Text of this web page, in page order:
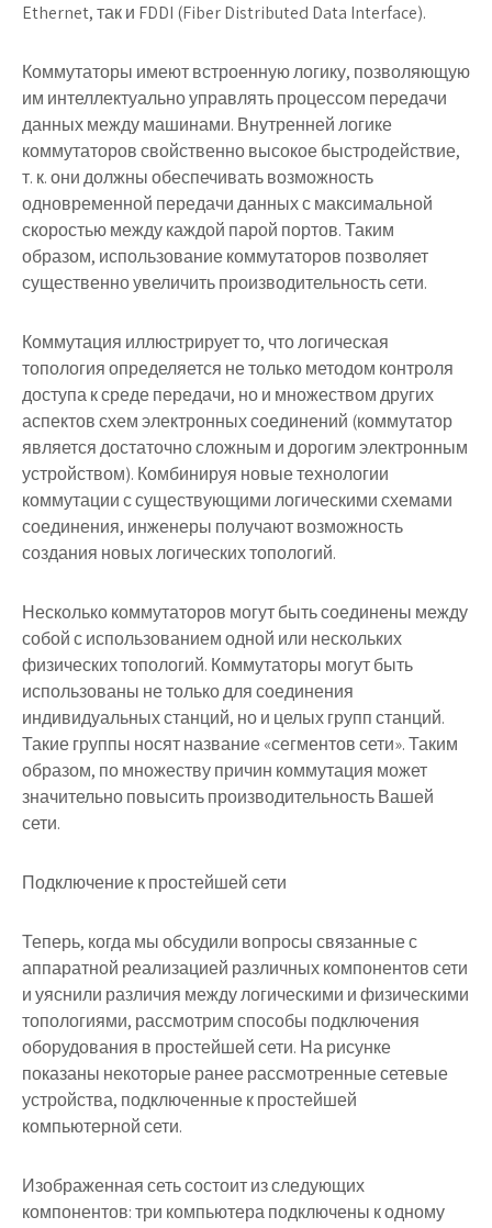
Ethernet, так и FDDI (Fiber Distributed Data Interface).
Коммутаторы имеют встроенную логику, позволяющую
им интеллектуально управлять процессом передачи
данных между машинами. Внутренней логике
коммутаторов свойственно высокое быстродействие,
т. к. они должны обеспечивать возможность
одновременной передачи данных с максимальной
скоростью между каждой парой портов. Таким
образом, использование коммутаторов позволяет
существенно увеличить производительность сети.
Коммутация иллюстрирует то, что логическая
топология определяется не только методом контроля
доступа к среде передачи, но и множеством других
аспектов схем электронных соединений (коммутатор
является достаточно сложным и дорогим электронным
устройством). Комбинируя новые технологии
коммутации с существующими логическими схемами
соединения, инженеры получают возможность
создания новых логических топологий.
Несколько коммутаторов могут быть соединены между
собой с использованием одной или нескольких
физических топологий. Коммутаторы могут быть
использованы не только для соединения
индивидуальных станций, но и целых групп станций.
Такие группы носят название «сегментов сети». Таким
образом, по множеству причин коммутация может
значительно повысить производительность Вашей
сети.
Подключение к простейшей сети
Теперь, когда мы обсудили вопросы связанные с
аппаратной реализацией различных компонентов сети
и уяснили различия между логическими и физическими
топологиями, рассмотрим способы подключения
оборудования в простейшей сети. На рисунке
показаны некоторые ранее рассмотренные сетевые
устройства, подключенные к простейшей
компьютерной сети.
Изображенная сеть состоит из следующих
компонентов: три компьютера подключены к одному